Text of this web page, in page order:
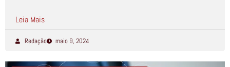
Leia Mais
Redação maio 9, 2024